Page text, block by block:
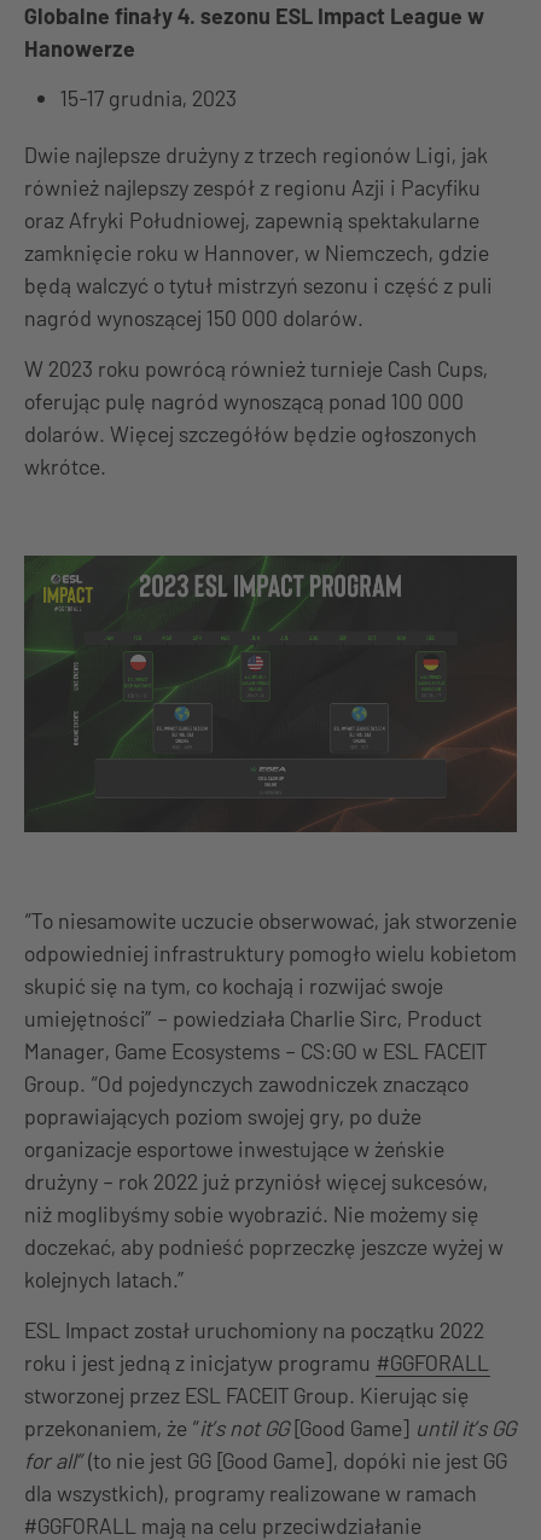
Globalne finały 4. sezonu ESL Impact League w
Hanowerze
15-17 grudnia, 2023
Dwie najlepsze drużyny z trzech regionów Ligi, jak
również najlepszy zespół z regionu Azji i Pacyfiku
oraz Afryki Południowej, zapewnią spektakularne
zamknięcie roku w Hannover, w Niemczech, gdzie
będą walczyć o tytuł mistrzyń sezonu i część z puli
nagród wynoszącej 150 000 dolarów.
W 2023 roku powrócą również turnieje Cash Cups,
oferując pulę nagród wynoszącą ponad 100 000
dolarów. Więcej szczegółów będzie ogłoszonych
wkrótce.
“To niesamowite uczucie obserwować, jak stworzenie
odpowiedniej infrastruktury pomogło wielu kobietom
skupić się na tym, co kochają i rozwijać swoje
umiejętności” – powiedziała Charlie Sirc, Product
Manager, Game Ecosystems – CS:GO w ESL FACEIT
Group. “Od pojedynczych zawodniczek znacząco
poprawiających poziom swojej gry, po duże
organizacje esportowe inwestujące w żeńskie
drużyny – rok 2022 już przyniósł więcej sukcesów,
niż moglibyśmy sobie wyobrazić. Nie możemy się
doczekać, aby podnieść poprzeczkę jeszcze wyżej w
kolejnych latach.”
ESL Impact został uruchomiony na początku 2022
roku i jest jedną z inicjatyw programu #GGFORALL
stworzonej przez ESL FACEIT Group. Kierując się
przekonaniem, że “it’s not GG[Good Game] until it’s GG
for all”(to nie jest GG [Good Game], dopóki nie jest GG
dla wszystkich), programy realizowane w ramach
#GGFORALL mają na celu przeciwdziałanie